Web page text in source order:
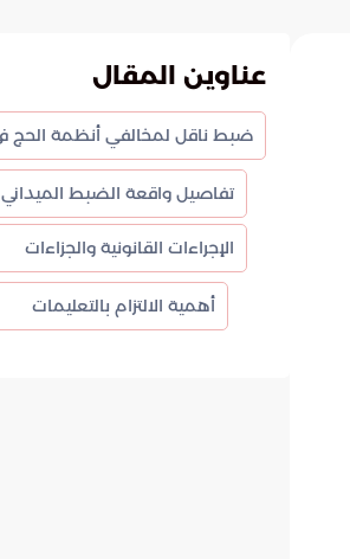
عناوين المقال
تفاصيل واقعة الضبط الميداني
الإجراءات القانونية والجزاءات
أهمية الالتزام بالتعليمات